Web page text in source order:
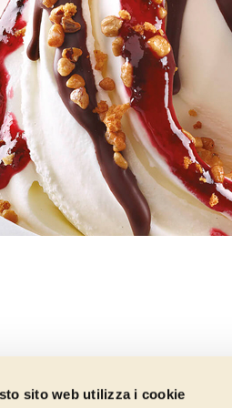
sito web utilizza i cookie